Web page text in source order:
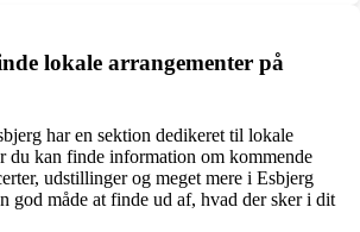
lokale arrangementer på
har en sektion dedikeret til lokale
du kan finde information om kommende
udstillinger og meget mere i Esbjerg
god måde at finde ud af, hvad der sker i dit